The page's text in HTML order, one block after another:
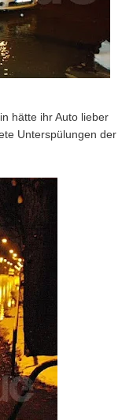
hätte ihr Auto lieber
Unterspülungen der